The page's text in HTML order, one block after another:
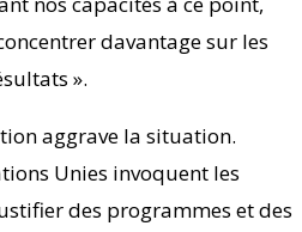
davantage sur les
».
aggrave la situation.
Unies invoquent les
des programmes et des